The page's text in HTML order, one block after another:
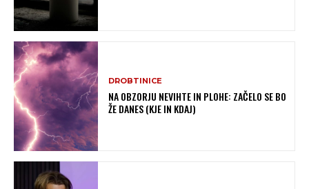
DROBTINICE
NA OBZORJU NEVIHTE IN PLOHE: ZAČELO SE BO
ŽE DANES (KJE IN KDAJ)